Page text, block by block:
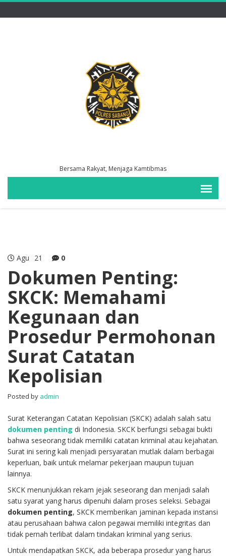
Bersama Rakyat, Menjaga Kamtibmas
Agu 21 0
Dokumen Penting:
SKCK: Memahami
Kegunaan dan
Prosedur Permohonan
Surat Catatan
Kepolisian
Posted by admin
Surat Keterangan Catatan Kepolisian (SKCK) adalah salah satu
dokumen penting di Indonesia. SKCK berfungsi sebagai bukti
bahwa seseorang tidak memiliki catatan kriminal atau kejahatan.
Surat ini sering kali menjadi persyaratan mutlak dalam berbagai
keperluan, baik untuk melamar pekerjaan maupun tujuan
lainnya.
SKCK menunjukkan rekam jejak seseorang dan menjadi salah
satu syarat yang harus dipenuhi dalam proses seleksi. Sebagai
dokumen penting, SKCK memberikan jaminan kepada instansi
atau perusahaan bahwa calon pegawai memiliki integritas dan
tidak pernah terlibat dalam tindakan kriminal yang serius.
Untuk mendapatkan SKCK, ada beberapa prosedur yang harus